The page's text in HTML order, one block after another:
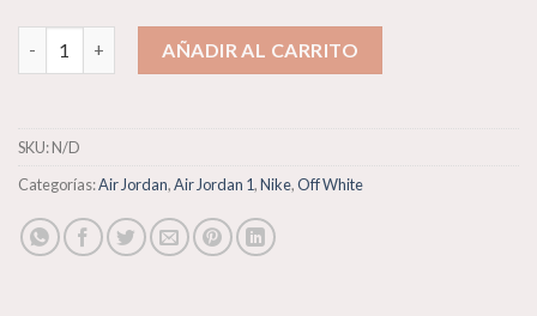
Nike Air Jordan 1 cantidadAÑADIR AL CARRITO
SKU:N/D
Categorías:Air Jordan,Air Jordan 1,Nike,Off White